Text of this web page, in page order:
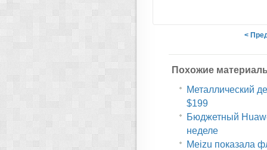
<
Похожие
Металлический
$199
Бюджетный
неделе
Meizu показала